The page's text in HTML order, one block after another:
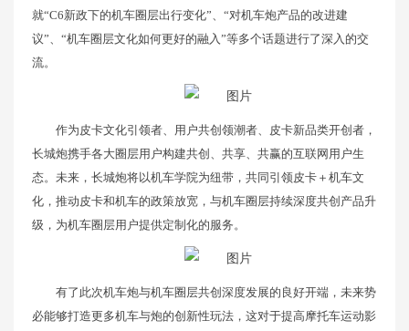
就“C6新政下的机车圈层出行变化”、“对机车炮产品的改进建
议”、“机车圈层文化如何更好的融入”等多个话题进行了深入的交
流。
作为皮卡文化引领者、用户共创领潮者、皮卡新品类开创者，
长城炮携手各大圈层用户构建共创、共享、共赢的互联网用户生
态。未来，长城炮将以机车学院为纽带，共同引领皮卡＋机车文
化，推动皮卡和机车的政策放宽，与机车圈层持续深度共创产品升
级，为机车圈层用户提供定制化的服务。
有了此次机车炮与机车圈层共创深度发展的良好开端，未来势
必能够打造更多机车与炮的创新性玩法，这对于提高摩托车运动影